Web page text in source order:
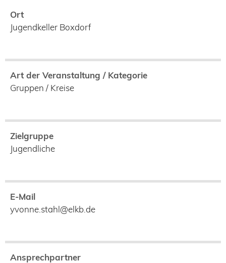
Ort
Jugendkeller Boxdorf
Art der Veranstaltung / Kategorie
Gruppen / Kreise
Zielgruppe
Jugendliche
E-Mail
yvonne.stahl@elkb.de
Ansprechpartner